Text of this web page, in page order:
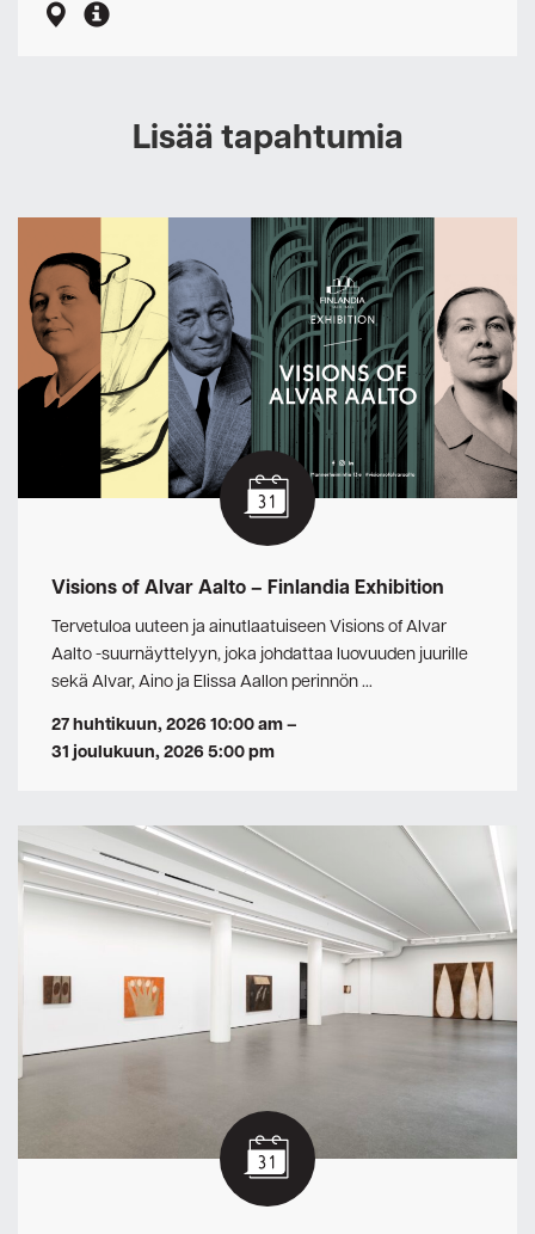
Lisää tapahtumia
Visions of Alvar Aalto – Finlandia Exhibition
Tervetuloa uuteen ja ainutlaatuiseen Visions of Alvar
Aalto -suurnäyttelyyn, joka johdattaa luovuuden juurille
sekä Alvar, Aino ja Elissa Aallon perinnön …
27 huhtikuun, 2026 10:00 am–
31 joulukuun, 2026 5:00 pm